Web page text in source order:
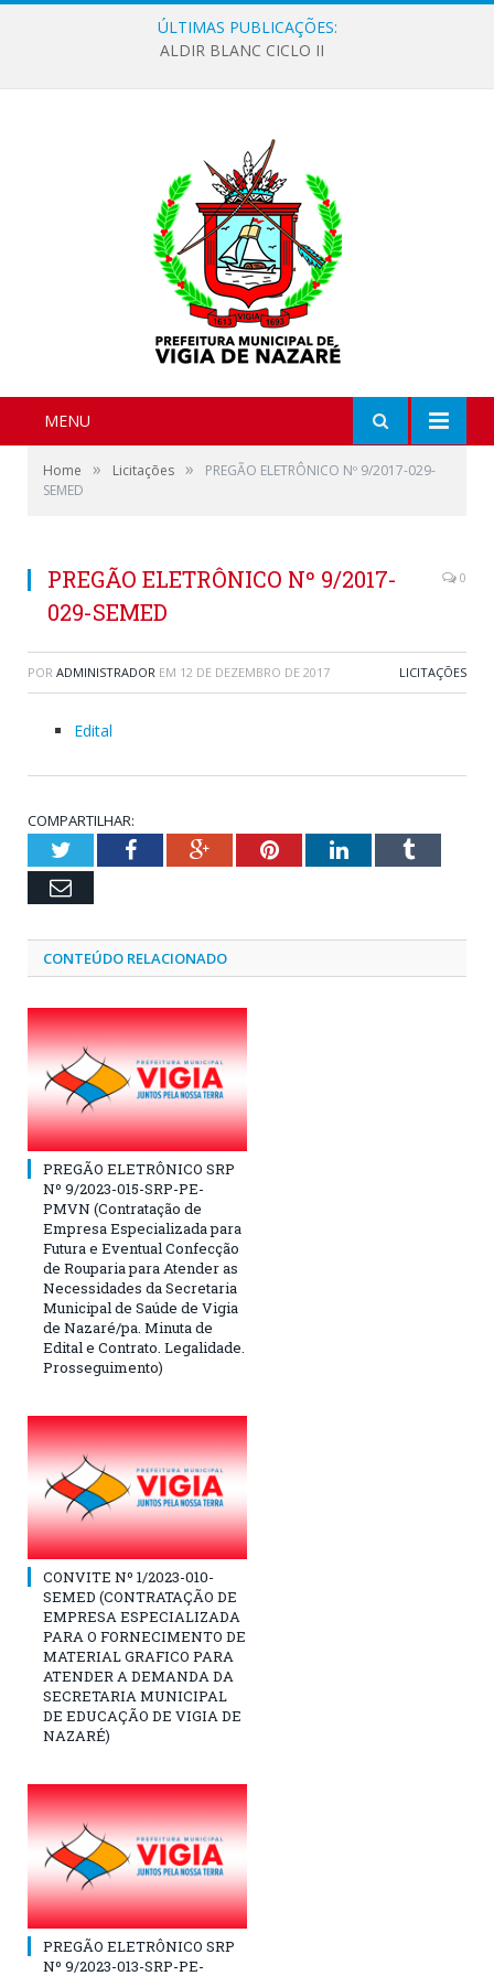
ÚLTIMAS PUBLICAÇÕES:
ALDIR BLANC CICLO II
MENU
Home » Licitações »
PREGÃO ELETRÔNICO Nº 9/2017-029-
SEMED
PREGÃO ELETRÔNICO Nº 9/2017-
029-SEMED
0
POR ADMINISTRADOR EM 12 DE DEZEMBRO DE 2017 LICITAÇÕES
Edital
COMPARTILHAR:
TwitterFacebookGoogle+PinterestLinkedInTumblr
Email
CONTEÚDO RELACIONADO
PREGÃO ELETRÔNICO SRP
Nº 9/2023-015-SRP-PE-
PMVN (Contratação de
Empresa Especializada para
Futura e Eventual Confecção
de Rouparia para Atender as
Necessidades da Secretaria
Municipal de Saúde de Vigia
de Nazaré/pa. Minuta de
Edital e Contrato. Legalidade.
Prosseguimento)
CONVITE Nº 1/2023-010-
SEMED (CONTRATAÇÃO DE
EMPRESA ESPECIALIZADA
PARA O FORNECIMENTO DE
MATERIAL GRAFICO PARA
ATENDER A DEMANDA DA
SECRETARIA MUNICIPAL
DE EDUCAÇÃO DE VIGIA DE
NAZARÉ)
PREGÃO ELETRÔNICO SRP
Nº 9/2023-013-SRP-PE-